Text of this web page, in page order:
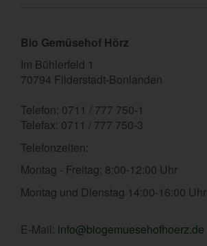
Bio Gemüsehof Hörz
Im Bühlerfeld 1
70794 Filderstadt-Bonlanden
Telefon: 0711 / 777 750-1
Telefax: 0711 / 777 750-3
Telefonzeiten:
Montag - Freitag: 8:00-12:00 Uhr
Montag und Dienstag 14:00-16:00 Uhr
E-Mail: info@biogemuesehofhoerz.de